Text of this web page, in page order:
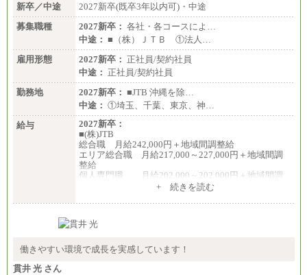
新卒／中途
2027新卒(既卒3年以内可)・中途
募集職種
2027新卒： 各社・各コースによ…
中途： ■（株）ＪＴＢ ①法人…
雇用形態
2027新卒： 正社員/契約社員
中途： 正社員/契約社員
勤務地
2027新卒： ■JTB 沖縄を除…
中途： ①埼玉、千葉、東京、神…
給与
2027新卒：
■(株)JTB
総合職 月給242,000円＋地域間調整給
エリア総合職 月給217,000～227,000円＋地域間調
整給
個人専門職 月給202,000～202,000円＋地域間調
総合職 月給208,000～235,000円
※詳細はJTBキャリアサイトよりご確認ください。
+ 続きを読む
働きやすい環境で成長を実感しています！
貫井 光 さん